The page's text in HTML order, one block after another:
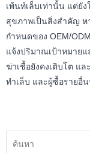
เพ้นท์เล็บเท่านั้น แต่ยั
สุขภาพเป็นสิ่งสำคัญ ห
กำหนดของ OEM/
แจ้งปริมาณเป้าหมายแ
ฆ่าเชื้อยังคงเติบโต แ
ทำเล็บ และผู้ซื้อรายอื่